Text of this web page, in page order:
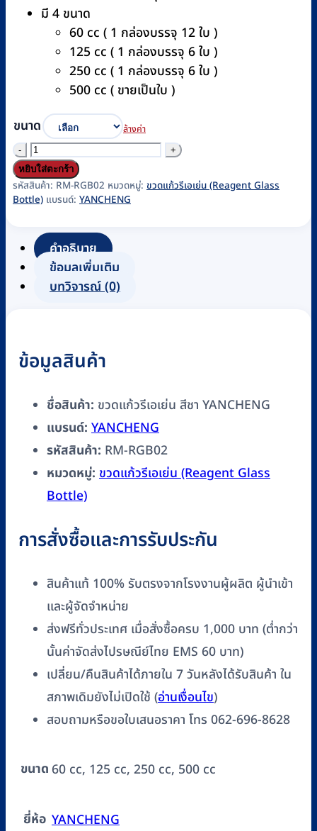
มี 4 ขนาด
60 cc ( 1 กล่องบรรจุ 12 ใบ )
125 cc ( 1 กล่องบรรจุ 6 ใบ )
250 cc ( 1 กล่องบรรจุ 6 ใบ )
500 cc ( ขายเป็นใบ )
ขนาด
ล้างค่า
จำนวน
ขวด
แก้ว
รี
เย่น
สีชา
YANCHENG
หยิบใส่ตะกร้า
รหัสสินค้า: RM-RGB02 หมวดหมู่: ขวดแก้วรีเอเย่น (Reagent Glass
Bottle) แบรนด์: YANCHENG
คำอธิบาย
ข้อมูลเพิ่มเติม
บทวิจารณ์ (0)
ข้อมูลสินค้า
ชื่อสินค้า: ขวดแก้วรีเอเย่น สีชา YANCHENG
แบรนด์: YANCHENG
รหัสสินค้า: RM-RGB02
หมวดหมู่: ขวดแก้วรีเอเย่น (Reagent Glass
Bottle)
การสั่งซื้อและการรับประกัน
สินค้าแท้ 100% รับตรงจากโรงงานผู้ผลิต ผู้นำเข้า
และผู้จัดจำหน่าย
ส่งฟรีทั่วประเทศ เมื่อสั่งซื้อครบ 1,000 บาท (ต่ำกว่า
นั้นค่าจัดส่งไปรษณีย์ไทย EMS 60 บาท)
เปลี่ยน/คืนสินค้าได้ภายใน 7 วันหลังได้รับสินค้า ใน
สภาพเดิมยังไม่เปิดใช้ (อ่านเงื่อนไข)
สอบถามหรือขอใบเสนอราคา โทร 062-696-8628
ขนาด 60 cc, 125 cc, 250 cc, 500 cc
ยี่ห้อ YANCHENG